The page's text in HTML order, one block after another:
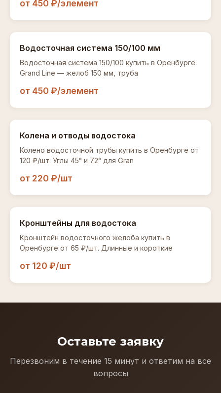
от 450 ₽/элемент
Водосточная система 150/100 мм
Водосточная система 150/100 купить в Оренбурге.
Grand Line — желоб 150 мм, труба
от 450 ₽/элемент
Колена и отводы водостока
Колено водосточной трубы купить в Оренбурге от
120 ₽/шт. Углы 45° и 72° для Gran
от 220 ₽/шт
Кронштейны для водостока
Кронштейн водосточного желоба купить в
Оренбурге от 65 ₽/шт. Длинные и короткие
от 120 ₽/шт
Оставьте заявку
Перезвоним в течение 15 минут и ответим на все
вопросы